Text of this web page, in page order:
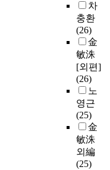
차
충환
(26)
金
敏洙
[외편]
(26)
노
영근
(25)
金
敏洙
외編
(25)